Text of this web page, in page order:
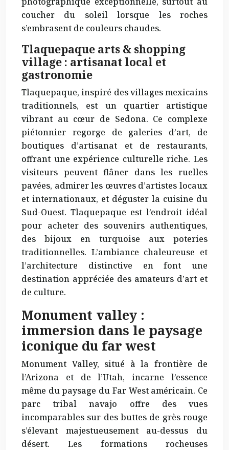
coucher du soleil lorsque les roches
s’embrasent de couleurs chaudes.
Tlaquepaque arts & shopping
village : artisanat local et
gastronomie
Tlaquepaque, inspiré des villages mexicains
traditionnels, est un quartier artistique
vibrant au cœur de Sedona. Ce complexe
piétonnier regorge de galeries d’art, de
boutiques d’artisanat et de restaurants,
offrant une expérience culturelle riche. Les
visiteurs peuvent flâner dans les ruelles
pavées, admirer les œuvres d’artistes locaux
et internationaux, et déguster la cuisine du
Sud-Ouest. Tlaquepaque est l’endroit idéal
pour acheter des souvenirs authentiques,
des bijoux en turquoise aux poteries
traditionnelles. L’ambiance chaleureuse et
l’architecture distinctive en font une
destination appréciée des amateurs d’art et
de culture.
Monument valley :
immersion dans le paysage
iconique du far west
Monument Valley, situé à la frontière de
l’Arizona et de l’Utah, incarne l’essence
même du paysage du Far West américain. Ce
parc tribal navajo offre des vues
incomparables sur des buttes de grès rouge
s’élevant majestueusement au-dessus du
désert. Les formations rocheuses